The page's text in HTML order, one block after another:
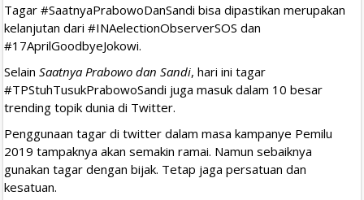
Tagar #SaatnyaPrabowoDanSandi bisa dipastikan merupakan
kelanjutan dari #INAelectionObserverSOS dan
#17AprilGoodbyeJokowi.
Selain Saatnya Prabowo dan Sandi, hari ini tagar
#TPStuhTusukPrabowoSandi juga masuk dalam 10 besar
trending topik dunia di Twitter.
Penggunaan tagar di twitter dalam masa kampanye Pemilu
2019 tampaknya akan semakin ramai. Namun sebaiknya
gunakan tagar dengan bijak. Tetap jaga persatuan dan
kesatuan.